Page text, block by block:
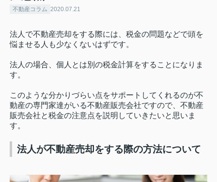
不動産コラム 2020.07.21
法人で不動産売却をする際には、税金の問題などで頭を
悩ませる人も少なくないはずです。
法人の場合、個人とは別の税金計算をすることになりま
す。
このような分かりづらい点をサポートしてくれるのが不
動産の専門家達がいる不動産販売会社ですので、不動産
販売会社と税金の注意点を説明していきたいと思いま
す。
法人が不動産売却をする際の方法について